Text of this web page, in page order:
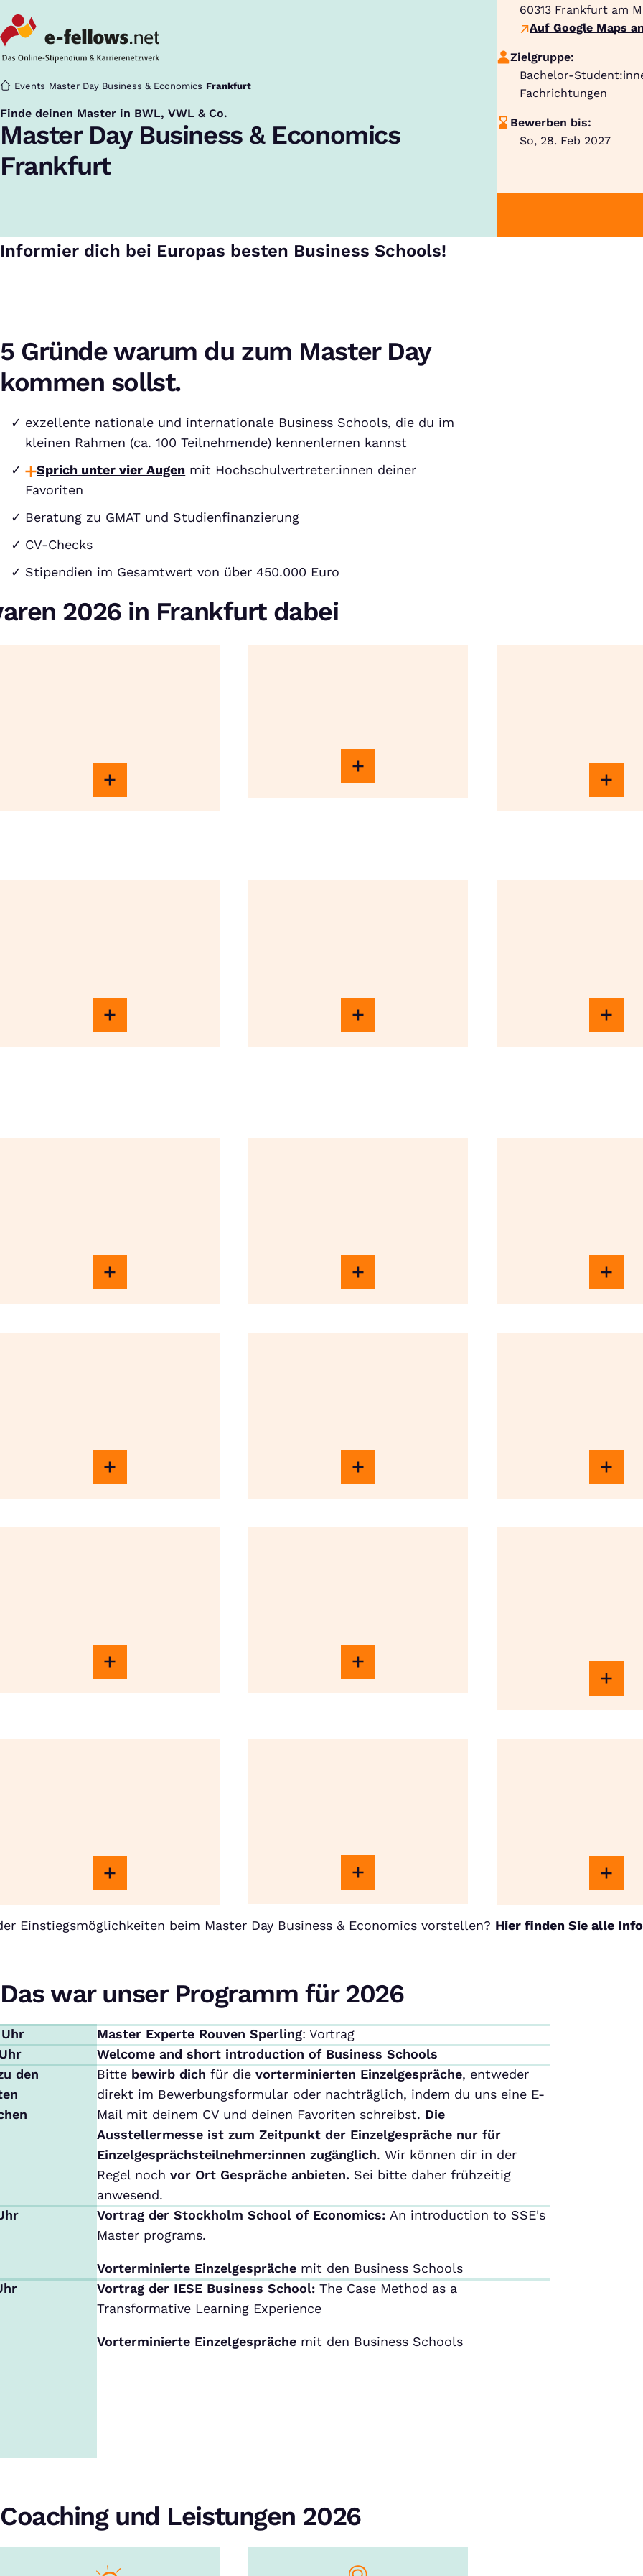
Startseite
Events Master Day Business & Economics Frankfurt
Finde deinen Master in BWL, VWL & Co.
:
Master Day Business & Economics
Frankfurt
60313 Frankfurt am
Auf Google Maps
Zielgruppe:
Bachelor-
Fachrichtungen
Bewerben bis:
So, 28. Feb 2027
Informier dich bei Europas besten Business Schools!
5 Gründe warum du zum Master Day
kommen sollst.
exzellente nationale und internationale Business Schools, die du im
kleinen Rahmen (ca. 100 Teilnehmende) kennenlernen kannst
Sprich unter vier Augen mit Hochschulvertreter:innen deiner
Favoriten
Beratung zu GMAT und Studienfinanzierung
CV-Checks
Stipendien im Gesamtwert von über 450.000 Euro
2026 in Frankfurt dabei
Einstiegsmöglichkeiten beim Master Day Business & Economics vorstellen? Hier finden Sie alle
Das war unser Programm für 2026
Master Experte Rouven Sperling: Vortrag
Welcome and short introduction of Business Schools
den
Bitte bewirb dich für die vorterminierten Einzelgespräche, entweder
direkt im Bewerbungsformular oder nachträglich, indem du uns eine E-
Mail mit deinem CV und deinen Favoriten schreibst. Die
Ausstellermesse ist zum Zeitpunkt der Einzelgespräche nur für
Einzelgesprächsteilnehmer:innen zugänglich. Wir können dir in der
Regel noch vor Ort Gespräche anbieten. Sei bitte daher frühzeitig
anwesend.
Vortrag der Stockholm School of Economics: An introduction to SSE's
Master programs.
Vorterminierte Einzelgesprächemit den Business Schools
Vortrag der IESE Business School: The Case Method as a
Transformative Learning Experience
Vorterminierte Einzelgesprächemit den Business Schools
Coaching und Leistungen 2026